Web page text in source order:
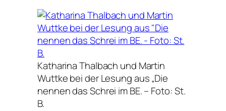
Katharina Thalbach und Martin
Wuttke bei der Lesung aus „Die
nennen das Schrei im BE. – Foto: St.
B.